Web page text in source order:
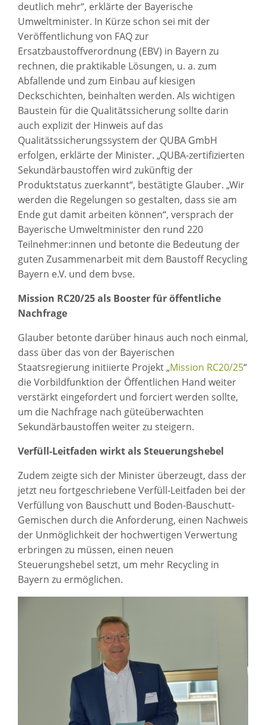
deutlich mehr“, erklärte der Bayerische
Umweltminister. In Kürze schon sei mit der
Veröffentlichung von FAQ zur
Ersatzbaustoffverordnung (EBV) in Bayern zu
rechnen, die praktikable Lösungen, u. a. zum
Abfallende und zum Einbau auf kiesigen
Deckschichten, beinhalten werden. Als wichtigen
Baustein für die Qualitätssicherung sollte darin
auch explizit der Hinweis auf das
Qualitätssicherungssystem der QUBA GmbH
erfolgen, erklärte der Minister. „QUBA-zertifizierten
Sekundärbaustoffen wird zukünftig der
Produktstatus zuerkannt“, bestätigte Glauber. „Wir
werden die Regelungen so gestalten, dass sie am
Ende gut damit arbeiten können“, versprach der
Bayerische Umweltminister den rund 220
Teilnehmer:innen und betonte die Bedeutung der
guten Zusammenarbeit mit dem Baustoff Recycling
Bayern e.V. und dem bvse.
Mission RC20/25 als Booster für öffentliche
Nachfrage
Glauber betonte darüber hinaus auch noch einmal,
dass über das von der Bayerischen
Staatsregierung initiierte Projekt „Mission RC20/25“
die Vorbildfunktion der Öffentlichen Hand weiter
verstärkt eingefordert und forciert werden sollte,
um die Nachfrage nach güteüberwachten
Sekundärbaustoffen weiter zu steigern.
Verfüll-Leitfaden wirkt als Steuerungshebel
Zudem zeigte sich der Minister überzeugt, dass der
jetzt neu fortgeschriebene Verfüll-Leitfaden bei der
Verfüllung von Bauschutt und Boden-Bauschutt-
Gemischen durch die Anforderung, einen Nachweis
der Unmöglichkeit der hochwertigen Verwertung
erbringen zu müssen, einen neuen
Steuerungshebel setzt, um mehr Recycling in
Bayern zu ermöglichen.